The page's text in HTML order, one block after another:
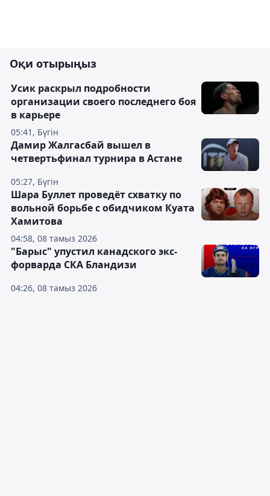
Оқи отырыңыз
05:41, Бүгін
Усик раскрыл подробности
организации своего последнего боя
в карьере
05:27, Бүгін
Дамир Жалгасбай вышел в
четвертьфинал турнира в Астане
04:58, 08 тамыз 2026
Шара Буллет проведёт схватку по
вольной борьбе с обидчиком Куата
Хамитова
04:26, 08 тамыз 2026
"Барыс" упустил канадского экс-
форварда СКА Бландизи